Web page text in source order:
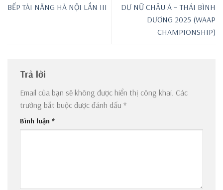
BẾP TÀI NĂNG HÀ NỘI LẦN III
DƯ NỮ CHÂU Á – THÁI BÌNH
DƯƠNG 2025 (WAAP
CHAMPIONSHIP)
Trả lời
Email của bạn sẽ không được hiển thị công khai. Các
trường bắt buộc được đánh dấu *
Bình luận *